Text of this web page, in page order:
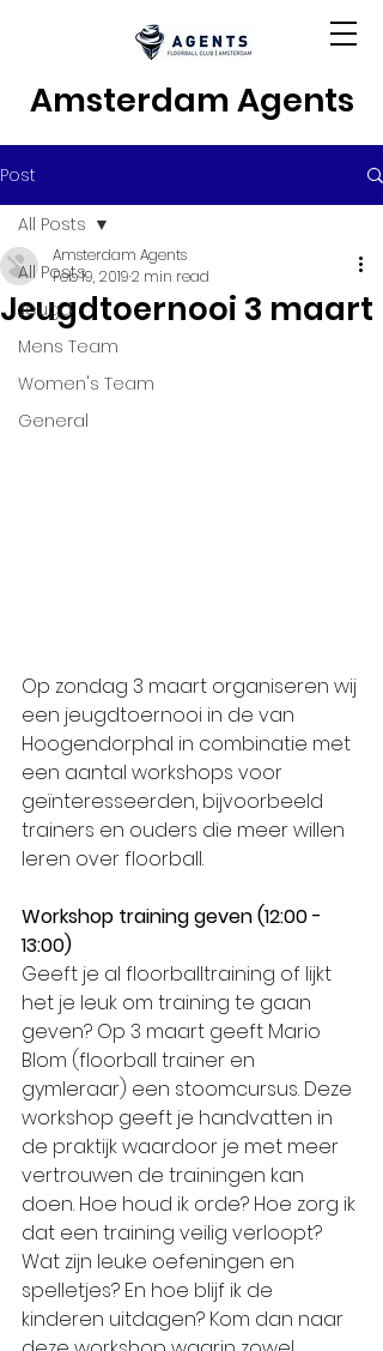
Amsterdam Agents
Post
All Posts
Jeugd
Mens Team
Women's Team
General
All Posts
Jeugdtoernooi 3 maart
Amsterdam Agents
Feb 19, 20192 min read
Op zondag 3 maart organiseren wij
een jeugdtoernooi in de van
Hoogendorphal in combinatie met
een aantal workshops voor
geïnteresseerden, bijvoorbeeld
trainers en ouders die meer willen
leren over floorball.
Workshop training geven (12:00 -
13:00)
Geeft je al floorballtraining of lijkt
het je leuk om training te gaan
geven? Op 3 maart geeft Mario
Blom (floorball trainer en
gymleraar) een stoomcursus. Deze
workshop geeft je handvatten in
de praktijk waardoor je met meer
vertrouwen de trainingen kan
doen. Hoe houd ik orde? Hoe zorg ik
dat een training veilig verloopt?
Wat zijn leuke oefeningen en
spelletjes? En hoe blijf ik de
kinderen uitdagen? Kom dan naar